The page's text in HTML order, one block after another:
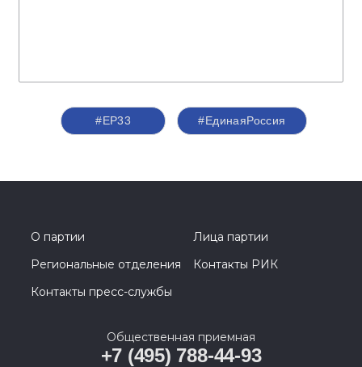
#ЕР33 #ЕдинаяРоссия
О партии
Лица партии
Региональные отделения
Контакты РИК
Контакты пресс-службы
Общественная приемная
+7 (495) 788-44-93